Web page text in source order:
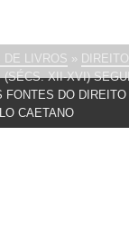
DE LIVROS » DIREITO
(SÉCS. XII-XVI)
FONTES DO
CAETANO